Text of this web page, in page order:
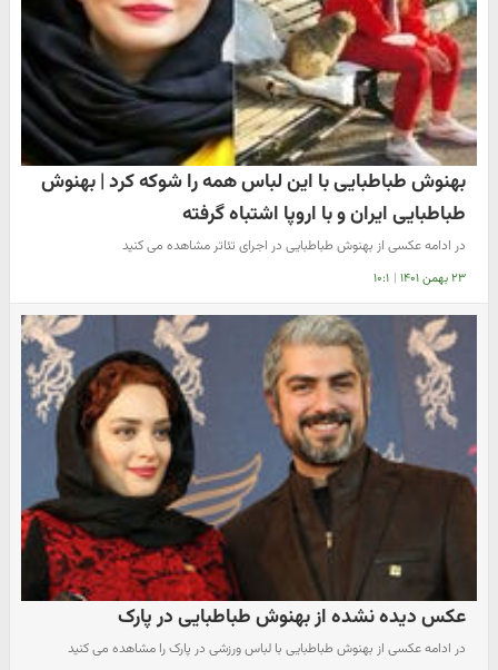
بهنوش طباطبایی با این لباس همه را شوکه کرد | بهنوش
طباطبایی ایران و با اروپا اشتباه گرفته
در ادامه عکسی از بهنوش طباطبایی در اجرای تئاتر مشاهده می کنید
۲۳ بهمن ۱۴۰۱ | ۱۰:۱
عکس دیده نشده از بهنوش طباطبایی در پارک
در ادامه عکسی از بهنوش طباطبایی با لباس ورزشی در پارک را مشاهده می کنید